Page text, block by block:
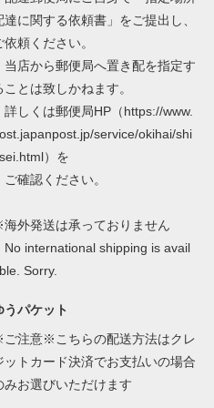
達に関する依頼書」をご提出し、
依頼ください。
店から郵便局へ置き配を指定す
ことは致しかねます。
しくは郵便局HP（https://www.
service/okihai/shi
）を
確認ください。
外発送は承っておりません
international shipping is avail
Sorry.
うパケット
注意※こちらの配送方法はクレ
ットカード決済でお支払いの場合
みお選びいただけます